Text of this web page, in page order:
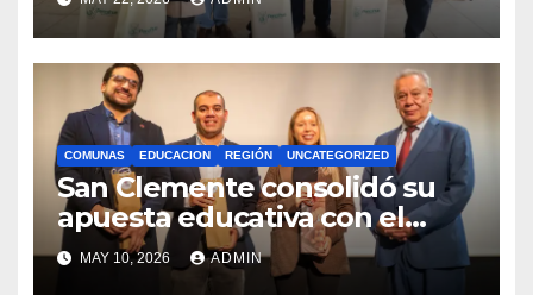
Royalty Minero
COMUNAS EDUCACION REGIÓN UNCATEGORIZED
San Clemente consolidó su
apuesta educativa con el
lanzamiento del
Preuniversitario Brotes 2026
MAY 10, 2026 ADMIN